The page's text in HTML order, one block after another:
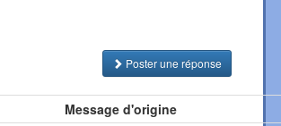
Poster une réponse
Message d'origine